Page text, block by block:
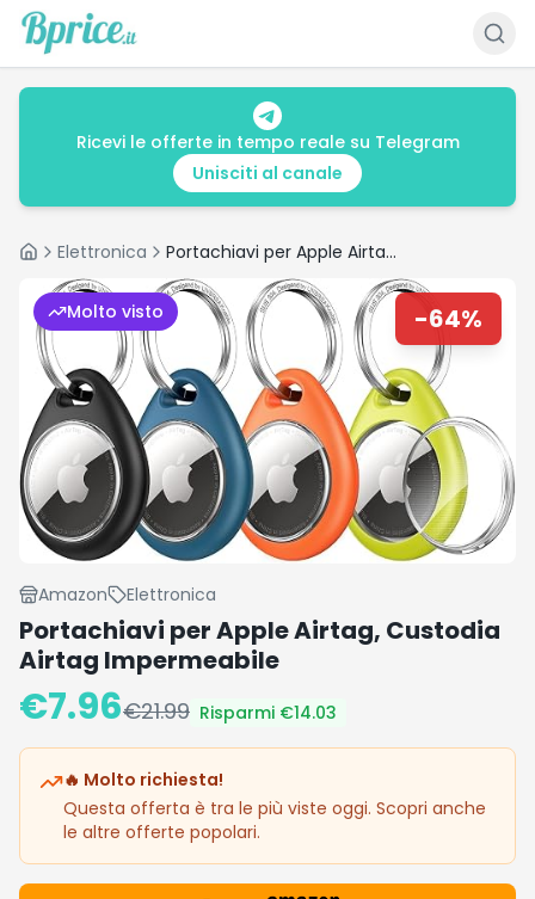
Ricevi le offerte in tempo reale su Telegram
Unisciti al canale
HomeElettronica Portachiavi per Apple Airtag, Custodia Airtag Impermeabile
Molto visto -64%
Amazon Elettronica
Portachiavi per Apple Airtag, Custodia
Airtag Impermeabile
€7.96€21.99 Risparmi €14.03
🔥 Molto richiesta!
Questa offerta è tra le più viste oggi. Scopri anche
le altre offerte popolari.